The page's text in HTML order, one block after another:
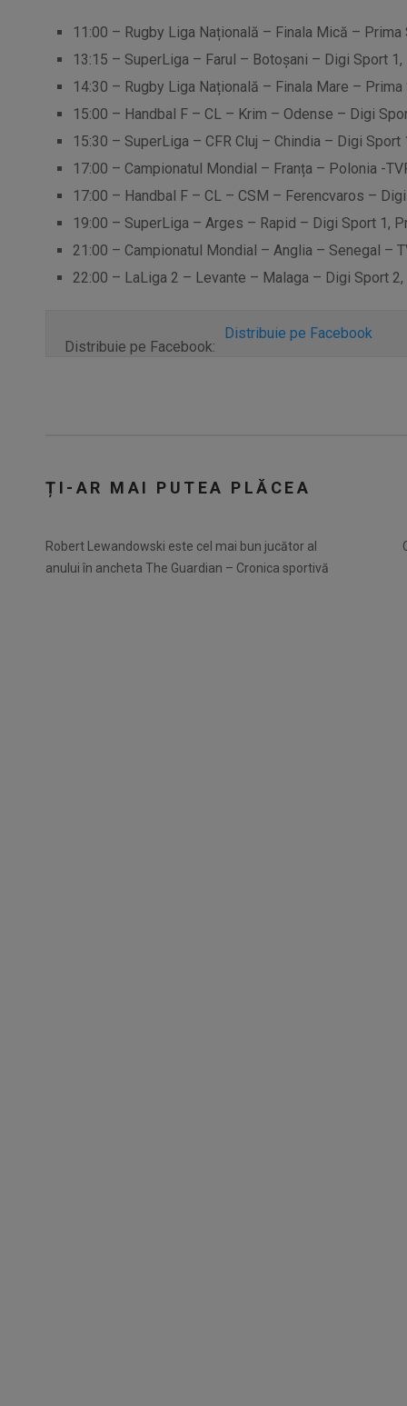
11:00 – Rugby Liga Națională – Finala Mică – Prima
13:15 – SuperLiga – Farul – Botoșani – Digi Sport
14:30 – Rugby Liga Națională – Finala Mare – Prima
15:00 – Handbal F – CL – Krim – Odense – Digi
15:30 – SuperLiga – CFR Cluj – Chindia – Digi
17:00 – Campionatul Mondial – Franța – Polonia -
17:00 – Handbal F – CL – CSM – Ferencvaros –
19:00 – SuperLiga – Arges – Rapid – Digi Sport 1,
21:00 – Campionatul Mondial – Anglia – Senegal –
22:00 – LaLiga 2 – Levante – Malaga – Digi Sport
Distribuie pe Facebook:
Distribuie pe Facebook
ȚI-AR MAI PUTEA PLĂCEA
Robert Lewandowski este cel mai bun jucător al
anului în ancheta The Guardian – Cronica sportivă